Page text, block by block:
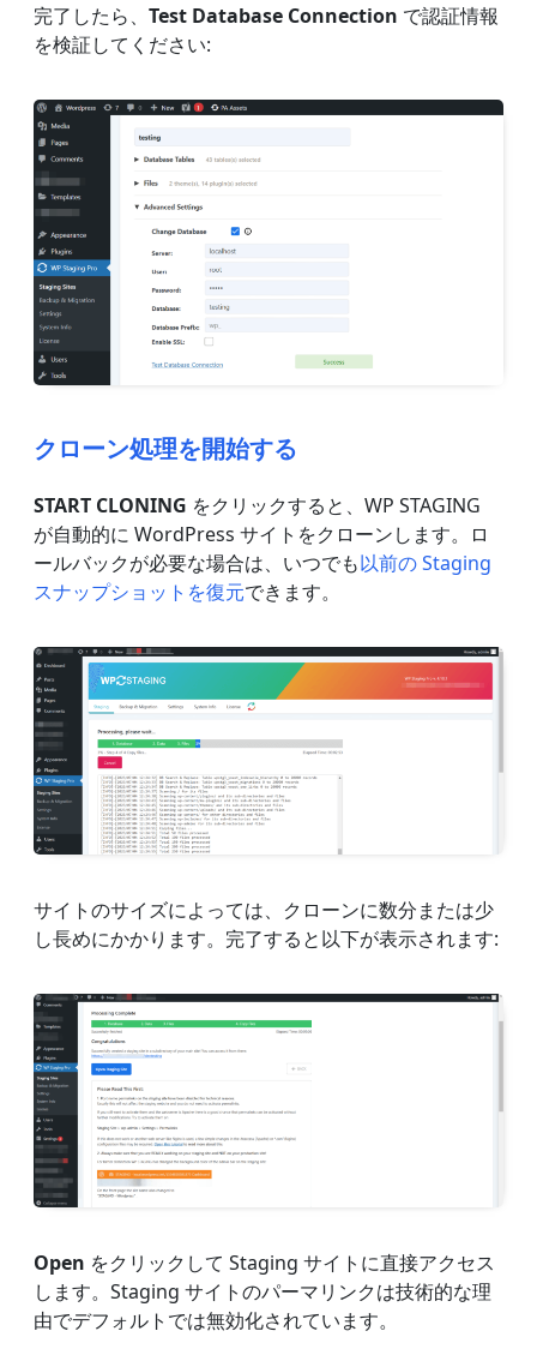
完了したら、 Test Database Connection で認証情報
を検証してください:
クローン処理を開始する
START CLONING をクリックすると、WP STAGING
が自動的に WordPress サイトをクローンします。ロ
ールバックが必要な場合は、いつでも以前の Staging
スナップショットを復元できます。
サイトのサイズによっては、クローンに数分または少
し長めにかかります。完了すると以下が表示されます:
Open をクリックして Staging サイトに直接アクセス
します。Staging サイトのパーマリンクは技術的な理
由でデフォルトでは無効化されています。